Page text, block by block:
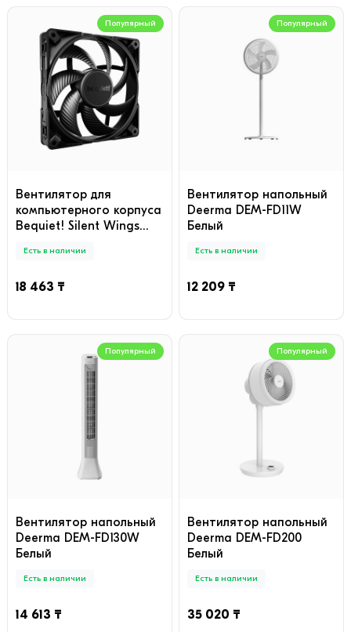
Популярный
Вентилятор для
компьютерного корпуса
Bequiet! Silent Wings
Есть в наличии
18 463 ₸
Популярный
Вентилятор напольный
Deerma DEM-FD11W
Белый
Есть в наличии
12 209 ₸
Популярный
Вентилятор напольный
Deerma DEM-FD130W
Белый
Есть в наличии
14 613 ₸
Популярный
Вентилятор напольный
Deerma DEM-FD200
Белый
Есть в наличии
35 020 ₸